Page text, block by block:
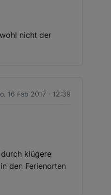
nicht der
16 Feb 2017 - 12:39
klügere
den Ferienorten